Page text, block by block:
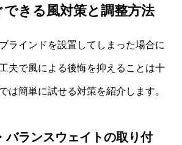
できる風対策と調整方法
ラインドを設置してしまった場合に
夫で風による後悔を抑えることは十
は簡単に試せる対策を紹介します。
バランスウェイトの取り付